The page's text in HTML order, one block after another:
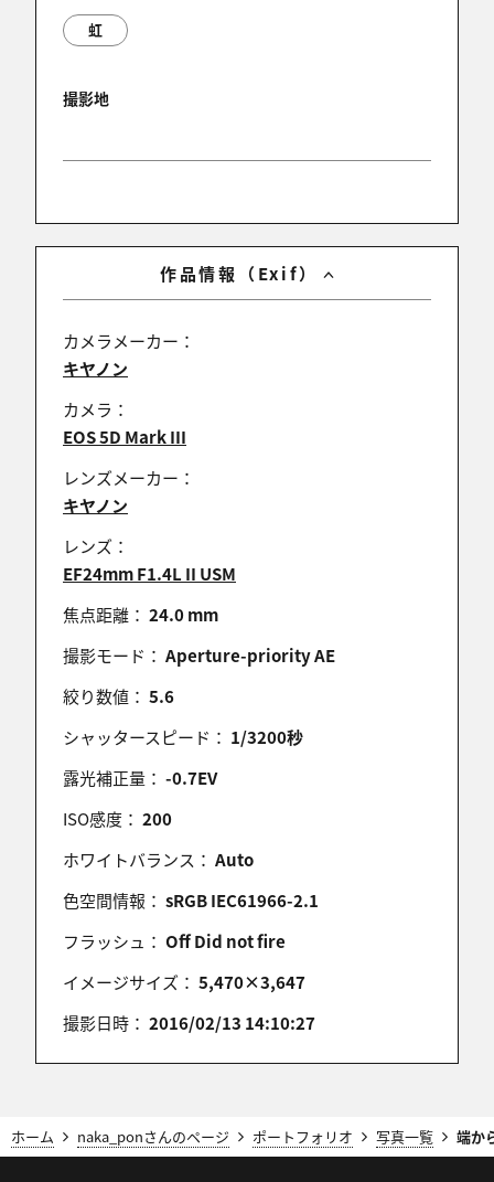
スケールの大きな、美しい虹。素晴らしいですね。
ね。
zirou
2016/02/19 14:40:43
ナイスショット！
体調不良につき「一言」で申し訳ございません。
きくちゃん
見事な虹美しいです。
K.GLEN
2016/02/16 20:05:58
凄い！よく見るとダブルですね(*^^)v
3811
2016/02/16 19:51:39
虹
撮影地
作品情報（Exif）
カメラメーカー：
キヤノン
カメラ：
EOS 5D Mark III
レンズメーカー：
キヤノン
レンズ：
EF24mm F1.4L II USM
焦点距離： 24.0 mm
撮影モード： Aperture-priority AE
絞り数値： 5.6
シャッタースピード： 1/3200秒
露光補正量： -0.7EV
ISO感度： 200
ホワイトバランス： Auto
色空間情報： sRGB IEC61966-2.1
フラッシュ： Off Did not fire
イメージサイズ： 5,470×3,647
撮影日時： 2016/02/13 14:10:27
ホーム naka_ponさんのページ ポートフォリオ 写真一覧 端か